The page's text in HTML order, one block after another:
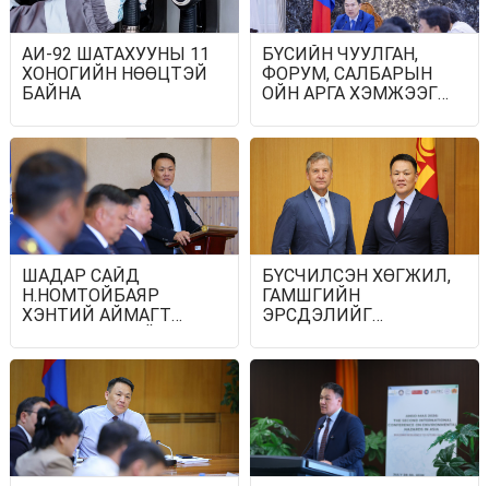
АИ-92 ШАТАХУУНЫ 11
ХОНОГИЙН НӨӨЦТЭЙ
БАЙНА
БҮСИЙН ЧУУЛГАН,
ФОРУМ, САЛБАРЫН
ОЙН АРГА ХЭМЖЭЭГ
ШАДАР САЙД
Н.НОМТОЙБАЯР
ХЭНТИЙ АЙМАГТ
БҮСЧИЛСЭН ХӨГЖИЛ,
ГАМШГИЙН
ЭРСДЭЛИЙГ
ЧИГЛЭЛЭЭР НҮБ-ТАЙ
АЖИЛЛАГААГАА
ӨРГӨЖҮҮЛЭХЭЭР
САНАЛ СОЛИЛЦОВ